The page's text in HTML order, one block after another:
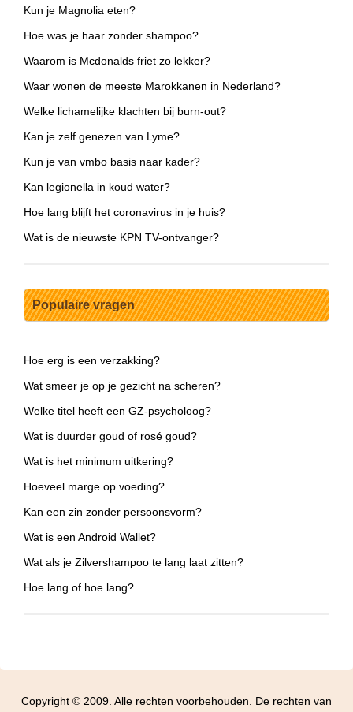
Kun je Magnolia eten?
Hoe was je haar zonder shampoo?
Waarom is Mcdonalds friet zo lekker?
Waar wonen de meeste Marokkanen in Nederland?
Welke lichamelijke klachten bij burn-out?
Kan je zelf genezen van Lyme?
Kun je van vmbo basis naar kader?
Kan legionella in koud water?
Hoe lang blijft het coronavirus in je huis?
Wat is de nieuwste KPN TV-ontvanger?
Populaire vragen
Hoe erg is een verzakking?
Wat smeer je op je gezicht na scheren?
Welke titel heeft een GZ-psycholoog?
Wat is duurder goud of rosé goud?
Wat is het minimum uitkering?
Hoeveel marge op voeding?
Kan een zin zonder persoonsvorm?
Wat is een Android Wallet?
Wat als je Zilvershampoo te lang laat zitten?
Hoe lang of hoe lang?
Copyright © 2009. Alle rechten voorbehouden. De rechten van